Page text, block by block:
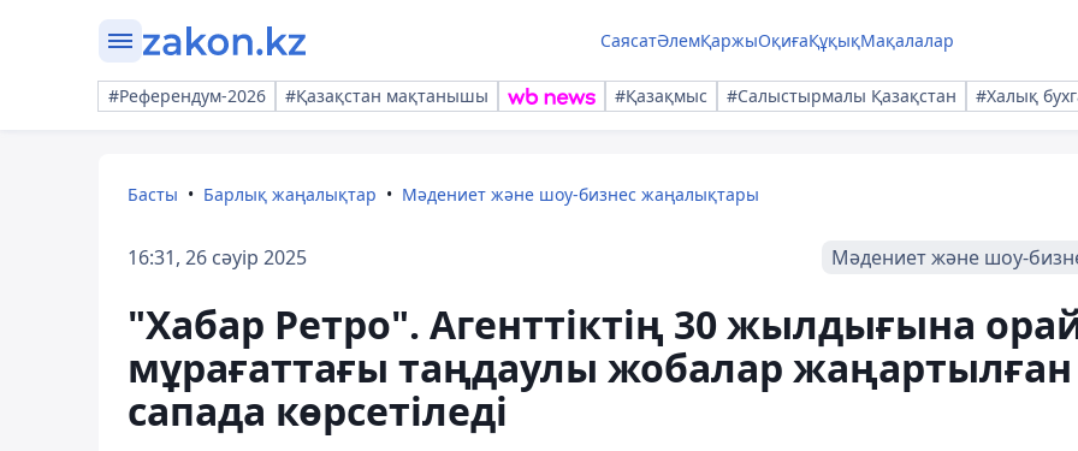
СаясатӘлемҚаржыОқиғаҚұқықМақалалар
#Референдум-2026 #Қазақстан мақтанышы #Қазақмыс #Салыстырмалы Қазақстан #Халық
Басты Барлық жаңалықтар Мәдениет және шоу-бизнес жаңалықтары
16:31, 26 сәуір 2025 Мәдениет және шоу-
"Хабар Ретро". Агенттіктің 30 жылдығына
мұрағаттағы таңдаулы жобалар жаңартылған
сапада көрсетіледі